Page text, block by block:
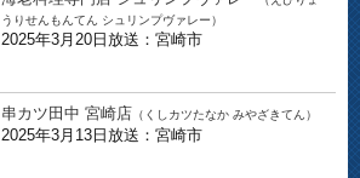
うりせんもんてん シュリンプヴァレー）
2025年3月20日放送：宮崎市
串カツ田中 宮崎店 （くしカツたなか みやざきてん）
2025年3月13日放送：宮崎市